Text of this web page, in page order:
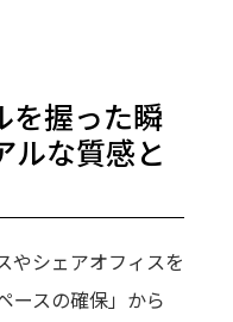
を握った瞬
ルな質感と
やシェアオフィスを
ースの確保」から